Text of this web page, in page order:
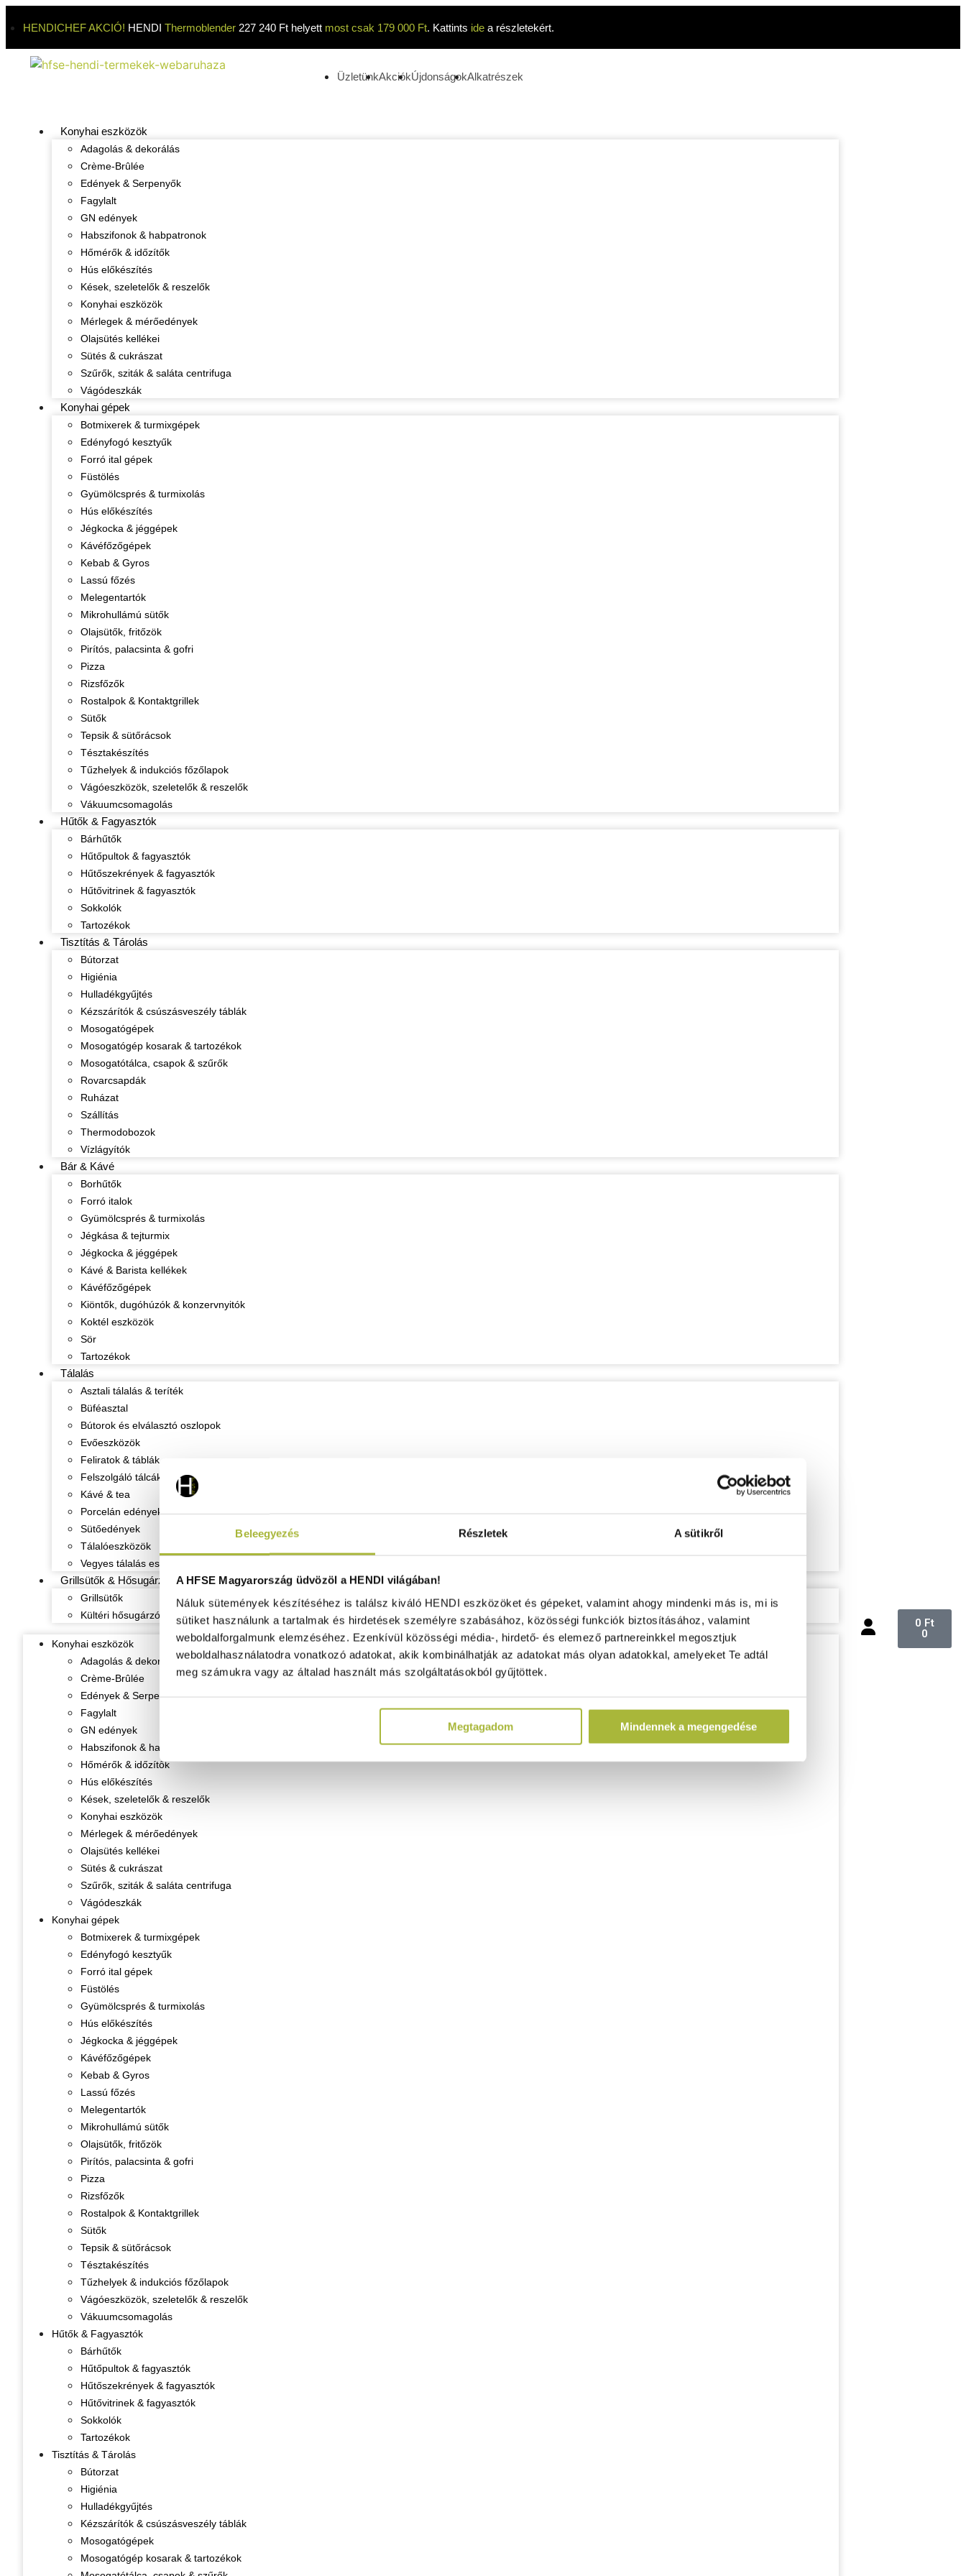
Beleegyezés Részletek A sütikről
A HFSE Magyarország üdvözöl a HENDI világában!
Náluk sütemények készítéséhez is találsz kiváló HENDI eszközöket és gépeket, valamint ahogy mindenki más is, mi is
sütiket használunk a tartalmak és hirdetések személyre szabásához, közösségi funkciók biztosításához, valamint
weboldalforgalmunk elemzéséhez. Ezenkívül közösségi média-, hirdető- és elemező partnereinkkel megosztjuk
weboldalhasználatodra vonatkozó adatokat, akik kombinálhatják az adatokat más olyan adatokkal, amelyeket Te adtál
meg számukra vagy az általad használt más szolgáltatásokból gyűjtöttek.
Megtagadom Mindennek a megengedése
HENDICHEF AKCIÓ! HENDI Thermoblender 227 240 Ft helyett most csak 179 000 Ft. Kattints ide a részletekért.
ÜzletünkAkciókÚjdonságokAlkatrészek
Konyhai eszközök
Adagolás & dekorálás
Crème-Brûlée
Edények & Serpenyők
Fagylalt
GN edények
Habszifonok & habpatronok
Hőmérők & időzítők
Hús előkészítés
Kések, szeletelők & reszelők
Konyhai eszközök
Mérlegek & mérőedények
Olajsütés kellékei
Sütés & cukrászat
Szűrők, sziták & saláta centrifuga
Vágódeszkák
Konyhai gépek
Botmixerek & turmixgépek
Edényfogó kesztyűk
Forró ital gépek
Füstölés
Gyümölcsprés & turmixolás
Hús előkészítés
Jégkocka & jéggépek
Kávéfőzőgépek
Kebab & Gyros
Lassú főzés
Melegentartók
Mikrohullámú sütők
Olajsütők, fritőzök
Pirítós, palacsinta & gofri
Pizza
Rizsfőzők
Rostalpok & Kontaktgrillek
Sütők
Tepsik & sütőrácsok
Tésztakészítés
Tűzhelyek & indukciós főzőlapok
Vágóeszközök, szeletelők & reszelők
Vákuumcsomagolás
Hűtők & Fagyasztók
Bárhűtők
Hűtőpultok & fagyasztók
Hűtőszekrények & fagyasztók
Hűtővitrinek & fagyasztók
Sokkolók
Tartozékok
Tisztítás & Tárolás
Bútorzat
Higiénia
Hulladékgyűjtés
Kézszárítók & csúszásveszély táblák
Mosogatógépek
Mosogatógép kosarak & tartozékok
Mosogatótálca, csapok & szűrők
Rovarcsapdák
Ruházat
Szállítás
Thermodobozok
Vízlágyítók
Bár & Kávé
Borhűtők
Forró italok
Gyümölcsprés & turmixolás
Jégkása & tejturmix
Jégkocka & jéggépek
Kávé & Barista kellékek
Kávéfőzőgépek
Kiöntők, dugóhúzók & konzervnyitók
Koktél eszközök
Sör
Tartozékok
Tálalás
Asztali tálalás & teríték
Büféasztal
Bútorok és elválasztó oszlopok
Evőeszközök
Feliratok & táblák
Felszolgáló tálcák
Kávé & tea
Porcelán edények
Sütőedények
Tálalóeszközök
Vegyes tálalás eszközök
Grillsütők & Hősugárzók
Grillsütők
Kültéri hősugárzók
Konyhai eszközök
Adagolás & dekorálás
Crème-Brûlée
Edények & Serpenyők
Fagylalt
GN edények
Habszifonok & habpatronok
Hőmérők & időzítők
Hús előkészítés
Kések, szeletelők & reszelők
Konyhai eszközök
Mérlegek & mérőedények
Olajsütés kellékei
Sütés & cukrászat
Szűrők, sziták & saláta centrifuga
Vágódeszkák
Konyhai gépek
Botmixerek & turmixgépek
Edényfogó kesztyűk
Forró ital gépek
Füstölés
Gyümölcsprés & turmixolás
Hús előkészítés
Jégkocka & jéggépek
Kávéfőzőgépek
Kebab & Gyros
Lassú főzés
Melegentartók
Mikrohullámú sütők
Olajsütők, fritőzök
Pirítós, palacsinta & gofri
Pizza
Rizsfőzők
Rostalpok & Kontaktgrillek
Sütők
Tepsik & sütőrácsok
Tésztakészítés
Tűzhelyek & indukciós főzőlapok
Vágóeszközök, szeletelők & reszelők
Vákuumcsomagolás
Hűtők & Fagyasztók
Bárhűtők
Hűtőpultok & fagyasztók
Hűtőszekrények & fagyasztók
Hűtővitrinek & fagyasztók
Sokkolók
Tartozékok
Tisztítás & Tárolás
Bútorzat
Higiénia
Hulladékgyűjtés
Kézszárítók & csúszásveszély táblák
Mosogatógépek
Mosogatógép kosarak & tartozékok
0 Ft
0